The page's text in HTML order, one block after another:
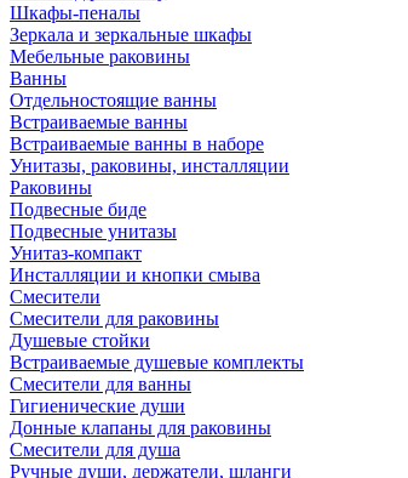
Шкафы-пеналы
Зеркала и зеркальные шкафы
Мебельные раковины
Ванны
Отдельностоящие ванны
Встраиваемые ванны
Встраиваемые ванны в наборе
Унитазы, раковины, инсталляции
Раковины
Подвесные биде
Подвесные унитазы
Унитаз-компакт
Инсталляции и кнопки смыва
Смесители
Смесители для раковины
Душевые стойки
Встраиваемые душевые комплекты
Смесители для ванны
Гигиенические души
Донные клапаны для раковины
Смесители для душа
Ручные души, держатели, шланги